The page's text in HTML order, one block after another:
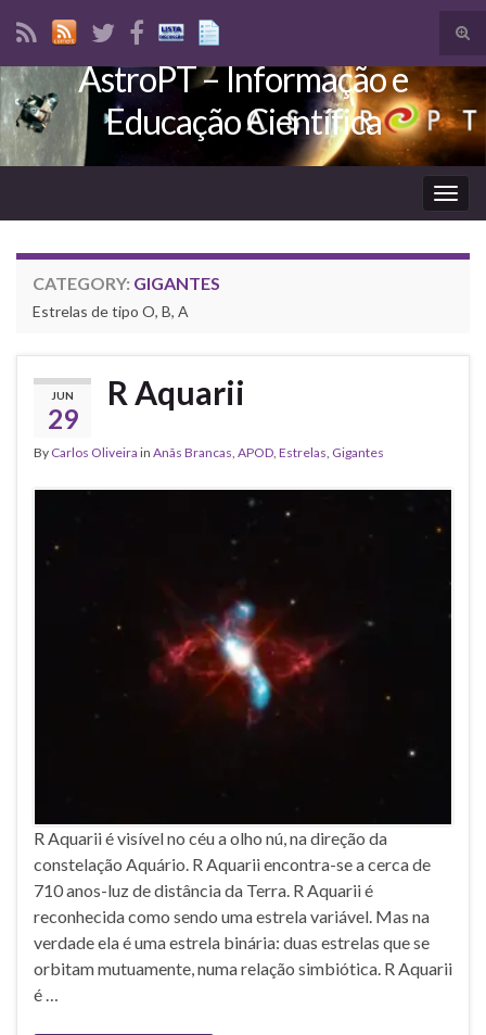
Search for:
AstroPT – Informação e
Educação Científica
CATEGORY: GIGANTES
Estrelas de tipo O, B, A
JUN
29
R Aquarii
By Carlos Oliveira in Anãs Brancas, APOD, Estrelas, Gigantes
R Aquarii é visível no céu a olho nú, na direção da
constelação Aquário. R Aquarii encontra-se a cerca de
710 anos-luz de distância da Terra. R Aquarii é
reconhecida como sendo uma estrela variável. Mas na
verdade ela é uma estrela binária: duas estrelas que se
orbitam mutuamente, numa relação simbiótica. R Aquarii
é …